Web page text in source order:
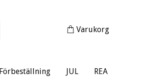
Varukorg
Förbeställning JUL
REA